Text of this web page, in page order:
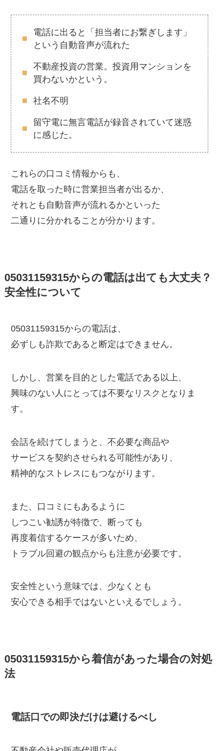
電話に出ると「担当者にお繋ぎします」
という自動音声が流れた
不動産投資の営業。投資用マンションを
買わないかという。
社名不明
留守電に無言電話が録音されていて迷惑
に感じた。
これらの口コミ情報からも、
電話を取った時に営業担当者が出るか、
それとも自動音声が流れるかといった
二通りに分かれることが分かります。
05031159315からの電話は出ても大丈夫？
安全性について
05031159315からの電話は、
必ずしも詐欺であると断定はできません。
しかし、営業を目的とした電話である以上、
興味のない人にとっては不要なリスクとなりま
す。
会話を続けてしまうと、不必要な商品や
サービスを契約させられる可能性があり、
精神的なストレスにもつながります。
また、口コミにもあるように
しつこい勧誘が特徴で、断っても
再度着信するケースが多いため、
トラブル回避の観点からも注意が必要です。
安全性という意味では、少なくとも
安心できる相手ではないといえるでしょう。
05031159315から着信があった場合の対処
法
電話口での即決だけは避けるべし